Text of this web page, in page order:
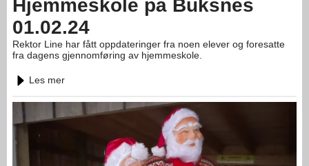
Hjemmeskole på Buksnes
01.02.24
Rektor Line har fått oppdateringer fra noen elever og foresatte
fra dagens gjennomføring av hjemmeskole.
Les mer